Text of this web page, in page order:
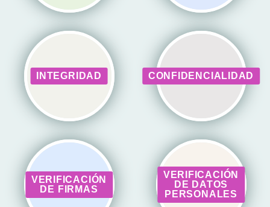
INTEGRIDAD CONFIDENCIALIDAD
VERIFICACIÓN
DE FIRMAS
VERIFICACIÓN
DE DATOS
PERSONALES